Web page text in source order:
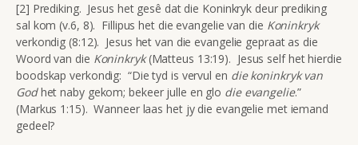
[2] Prediking. Jesus het gesê dat die Koninkryk deur prediking
sal kom (v.6, 8). Fillipus het die evangelie van die Koninkryk
verkondig (8:12). Jesus het van die evangelie gepraat as die
Woord van die Koninkryk(Matteus 13:19). Jesus self het hierdie
boodskap verkondig: “Die tyd is vervul en die koninkryk van
Godhet naby gekom; bekeer julle en glo die evangelie.”
(Markus 1:15). Wanneer laas het jy die evangelie met iemand
gedeel?